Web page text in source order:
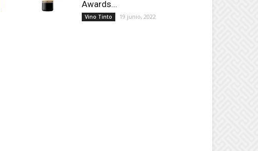
Awards...
Vino Tinto 19 junio, 2022